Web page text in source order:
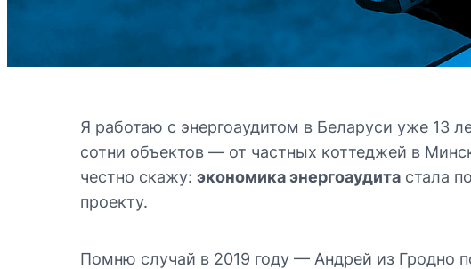
Я работаю с энергоаудитом в Беларуси уже 13
сотни объектов — от частных коттеджей в
честно скажу: экономика энергоаудита стала
проекту.
Помню случай в 2019 году — Андрей из Гродно